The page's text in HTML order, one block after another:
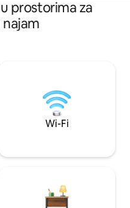
prostorima za
Wi-Fi